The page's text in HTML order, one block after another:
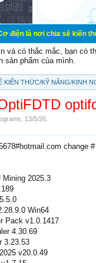
chia sẽ kiến thức kinh
và có thắc mắc, bạn có
sản phẩm của mình.
KIẾN THỨC/KỸ NĂNG/KINH
13/5/26
change
Mining 2025.3
Win64
Pack v1.0.1417
4.30.69
3.23.53
v20.0.49